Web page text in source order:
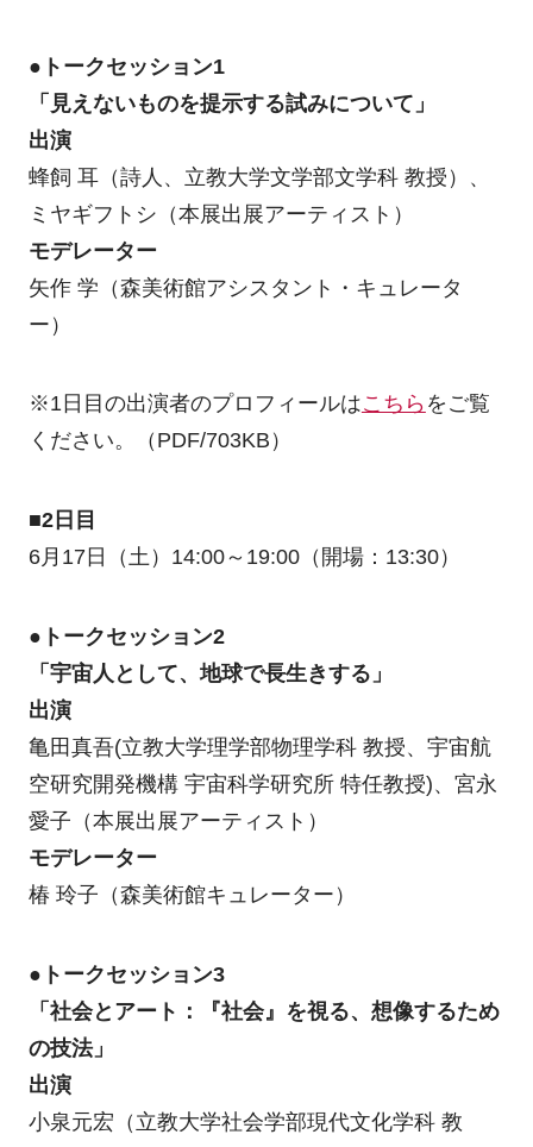
●トークセッション1
「見えないものを提示する試みについて」
出演
蜂飼 耳（詩人、立教大学文学部文学科 教授）、
ミヤギフトシ（本展出展アーティスト）
モデレーター
矢作 学（森美術館アシスタント・キュレータ
ー）
※1日目の出演者のプロフィールはこちら をご覧
ください。（PDF/703KB）
■2日目
6月17日（土）14:00～19:00（開場：13:30）
●トークセッション2
「宇宙人として、地球で長生きする」
出演
亀田真吾(立教大学理学部物理学科 教授、宇宙航
空研究開発機構 宇宙科学研究所 特任教授)、宮永
愛子（本展出展アーティスト）
モデレーター
椿 玲子（森美術館キュレーター）
●トークセッション3
「社会とアート：『社会』を視る、想像するため
の技法」
出演
小泉元宏（立教大学社会学部現代文化学科 教